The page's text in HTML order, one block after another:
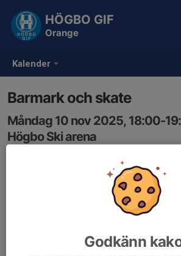
Kalender
HÖGBO GIF
Orange
Barmark och skate
Måndag 10 nov 2025, 18:00-
Högbo Ski arena
1,7 km spår har äntligen öppnat! Det
i spåren så vi värmer upp med skor
Godkänn